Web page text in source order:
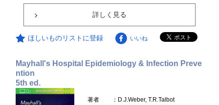
詳しく見る
ほしいものリストに登録 いいね
Mayhall's Hospital Epidemiology & Infection Preve
ntion
5th ed.
著者
：D.J.Weber, T.R.Talbot